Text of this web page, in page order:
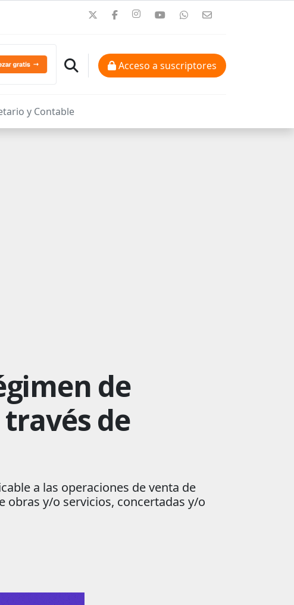
Acceso a suscriptores
y Contable
de
de
a las operaciones de venta de
obras y/o servicios, concertadas y/o